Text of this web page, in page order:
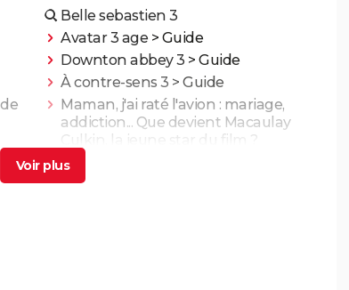
Belle sebastien 3
Avatar 3 age > Guide
Downton abbey 3 > Guide
À contre-sens 3 > Guide
Maman, j'ai raté l'avion : mariage,
addiction... Que devient Macaulay
Culkin, la jeune star du film ?
Lilo et Stitch : à partir de quel âge voir
le film en live action sorti en 2025 ?